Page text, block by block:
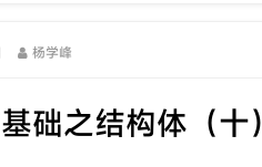
杨学峰
础之结构体（十）